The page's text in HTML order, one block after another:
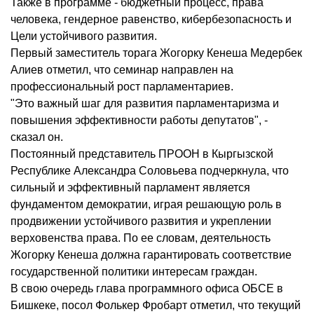
Также в программе - бюджетный процесс, права
человека, гендерное равенство, кибербезопасность и
Цели устойчивого развития.
Первый заместитель торага Жогорку Кенеша Медербек
Алиев отметил, что семинар направлен на
профессиональный рост парламентариев.
"Это важный шаг для развития парламентаризма и
повышения эффективности работы депутатов", -
сказал он.
Постоянный представитель ПРООН в Кыргызской
Республике Александра Соловьева подчеркнула, что
сильный и эффективный парламент является
фундаментом демократии, играя решающую роль в
продвижении устойчивого развития и укреплении
верховенства права. По ее словам, деятельность
Жогорку Кенеша должна гарантировать соответствие
государственной политики интересам граждан.
В свою очередь глава программного офиса ОБСЕ в
Бишкеке, посол Фолькер Фробарт отметил, что текущий